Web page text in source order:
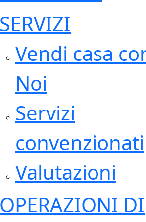
SERVIZI
Vendi casa
Noi
Servizi
convenzionati
Valutazioni
OPERAZIONI DI